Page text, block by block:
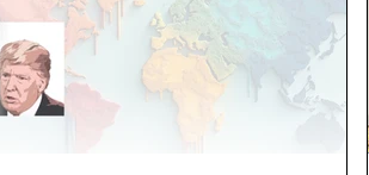
て感じられる時間です。 カムスホールで感じた
心地よさや空気を、ちょっとずつ普段の生活に
も取り入れていくと、日々の暮らしがどんどん
心地よく、幸せになっていきますよ。 Harumi